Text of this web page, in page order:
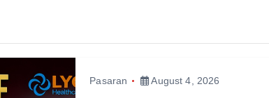
Pasaran August 4, 2026